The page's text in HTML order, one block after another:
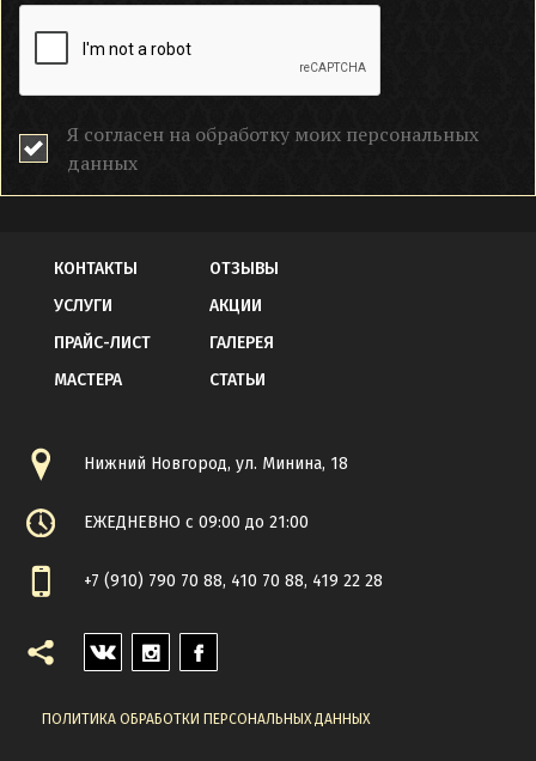
Я согласен на обработку моих персональных
данных
КОНТАКТЫ
УСЛУГИ
ПРАЙС-ЛИСТ
МАСТЕРА
ОТЗЫВЫ
АКЦИИ
ГАЛЕРЕЯ
СТАТЬИ
Нижний Новгород, ул. Минина, 18
ЕЖЕДНЕВНО с 09:00 до 21:00
+7 (910) 790 70 88, 410 70 88, 419 22 28
VK INSTAGRAMFACEBOOK
ПОЛИТИКА ОБРАБОТКИ ПЕРСОНАЛЬНЫХ ДАННЫХ